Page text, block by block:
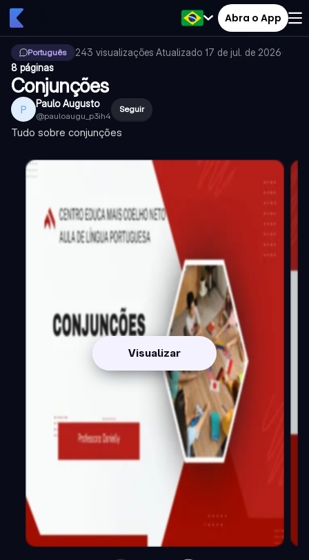
Abra o App
Português 243 visualizações·Atualizado 17 de jul. de 2026·
8 páginas
Conjunções
P Paulo Augusto
@pauloaugu_p3ih4
Seguir
Tudo sobre conjunções
Visualizar